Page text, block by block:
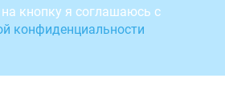
кнопку я соглашаюсь с
конфиденциальности